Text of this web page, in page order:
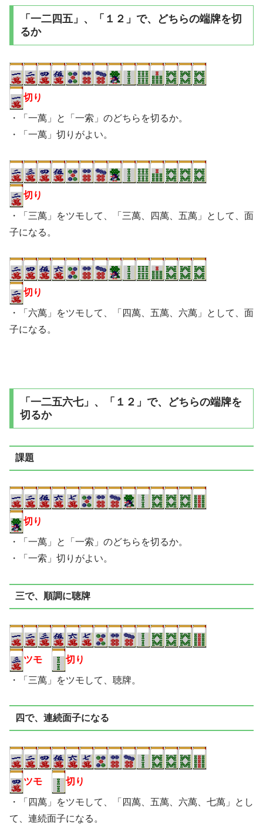
「一二四五」、「１２」で、どちらの端牌を切
るか
切り
・「一萬」と「一索」のどちらを切るか。
・「一萬」切りがよい。
切り
・「三萬」をツモして、「三萬、四萬、五萬」として、面
子になる。
切り
・「六萬」をツモして、「四萬、五萬、六萬」として、面
子になる。
「一二五六七」、「１２」で、どちらの端牌を
切るか
課題
切り
・「一萬」と「一索」のどちらを切るか。
・「一索」切りがよい。
三で、順調に聴牌
ツモ 切り
・「三萬」をツモして、聴牌。
四で、連続面子になる
ツモ 切り
・「四萬」をツモして、「四萬、五萬、六萬、七萬」とし
て、連続面子になる。